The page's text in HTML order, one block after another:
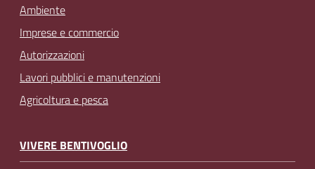
Ambiente
Imprese e commercio
Autorizzazioni
Lavori pubblici e manutenzioni
Agricoltura e pesca
VIVERE BENTIVOGLIO